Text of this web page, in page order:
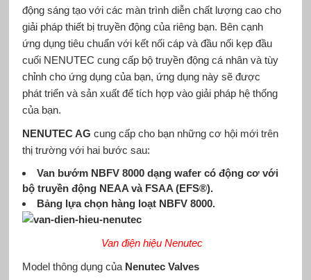
động sáng tạo với các màn trình diễn chất lượng cao cho
giải pháp thiết bị truyền động của riêng bạn. Bên cạnh
ứng dụng tiêu chuẩn với kết nối cáp và đầu nối kẹp đầu
cuối NENUTEC cung cấp bộ truyền động cá nhân và tùy
chỉnh cho ứng dụng của bạn, ứng dụng này sẽ được
phát triển và sản xuất để tích hợp vào giải pháp hệ thống
của bạn.
NENUTEC AG cung cấp cho bạn những cơ hội mới trên
thị trường với hai bước sau:
Van bướm NBFV 8000 dạng wafer có động cơ với
bộ truyền động NEAA và FSAA (EFS®).
Bảng lựa chọn hàng loạt NBFV 8000.
Van điện hiệu Nenutec
Model thông dụng của Nenutec Valves